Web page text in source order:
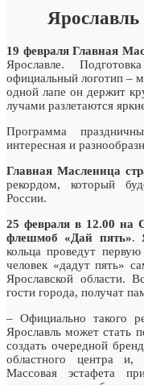
Ярославль
19 февраля Главная
Ярославле.
официальный логотип –
одной лапе он держит
лучами разлетаются
Программа
интересная и
Главная Масленица
рекордом, который
России.
25 февраля в 12.00 на
флешмоб «Дай пять».
кольца проведут
человек «дадут пять»
Ярославской области.
гости города, получат
– Официально такого
Ярославль может стать
создать очередной
областного центра и,
Массовая эстафета